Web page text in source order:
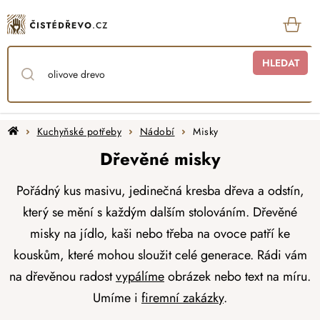
na
obsah
HLEDAT
DomůKuchyňské potřeby Nádobí Misky
Dřevěné misky
Pořádný kus masivu, jedinečná kresba dřeva a odstín,
který se mění s každým dalším stolováním. Dřevěné
misky na jídlo, kaši nebo třeba na ovoce patří ke
kouskům, které mohou sloužit celé generace. Rádi vám
na dřevěnou radostvypálímeobrázek nebo text na míru.
Umíme i firemní zakázky.